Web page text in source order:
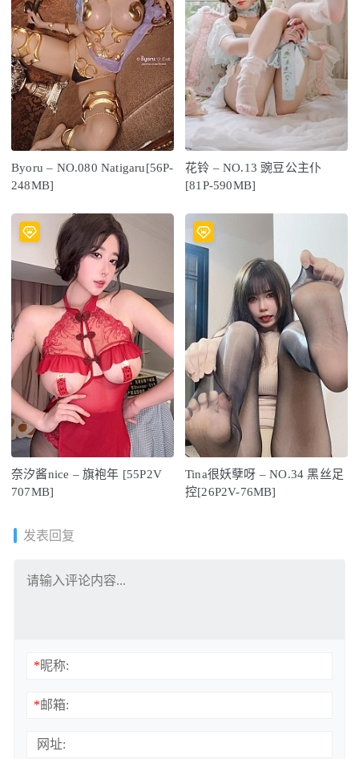
Byoru – NO.080 Natigaru[56P-
248MB]
花铃 – NO.13 豌豆公主仆
[81P-590MB]
奈汐酱nice – 旗袍年 [55P2V
707MB]
Tina很妖孽呀 – NO.34 黑丝足
控[26P2V-76MB]
发表回复
*昵称:
*邮箱:
网址: